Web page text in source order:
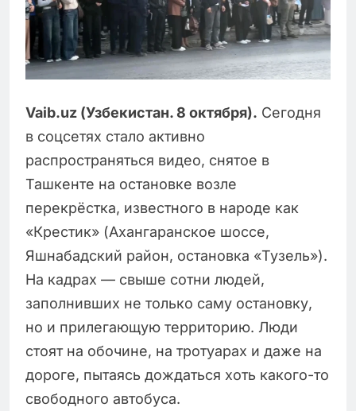
Vaib.uz (Узбекистан. 8 октября). Сегодня
в соцсетях стало активно
распространяться видео, снятое в
Ташкенте на остановке возле
перекрёстка, известного в народе как
«Крестик» (Ахангаранское шоссе,
Яшнабадский район, остановка «Тузель»).
На кадрах — свыше сотни людей,
заполнивших не только саму остановку,
но и прилегающую территорию. Люди
стоят на обочине, на тротуарах и даже на
дороге, пытаясь дождаться хоть какого-то
свободного автобуса.